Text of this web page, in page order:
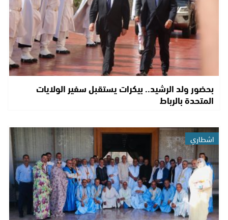
بحضور ولد الرشيد.. بيكرات يستقبل سفير الولايات
المتحدة بالرباط
اشطاري